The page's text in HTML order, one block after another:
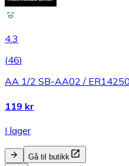
4.3
(46)
AA 1/2 SB-AA02 /
119 kr
I lager
Gå til butikk